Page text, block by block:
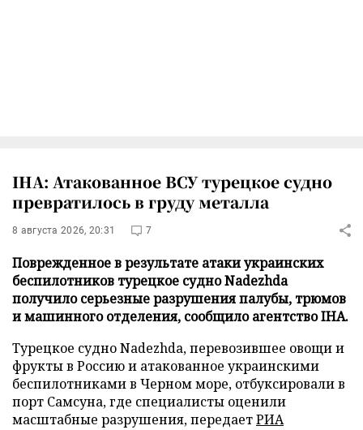
IHA: Атакованное ВСУ турецкое судно
превратилось в груду металла
8 августа 2026, 20:31 7
Поврежденное в результате атаки украинских
беспилотников турецкое судно Nadezhda
получило серьезные разрушения палубы, трюмов
и машинного отделения, сообщило агентство IHA.
Турецкое судно Nadezhda, перевозившее овощи и
фрукты в Россию и атакованное украинскими
беспилотниками в Черном море, отбуксировали в
порт Самсуна, где специалисты оценили
масштабные разрушения, передаетРИА